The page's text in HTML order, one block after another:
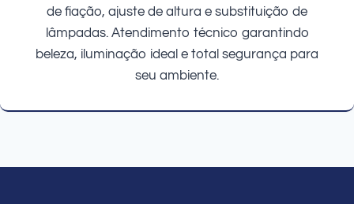
de fiação, ajuste de altura e substituição de
lâmpadas. Atendimento técnico garantindo
beleza, iluminação ideal e total segurança para
seu ambiente.